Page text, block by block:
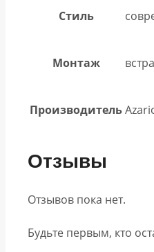
Стиль
Монтаж
Производитель
Отзывы
Отзывов пока нет.
Будьте первым, кто